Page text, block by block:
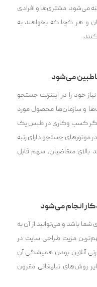
باعث دسترسی آسان و 24 ساعته می‌شود. مشتری‌ها و افرادی
و هر کجا که بخواهند به
می‌شود
خود را در اینترنت جستجو
و سازمان‌ها محصول مورد
اگر کسب وکاری در طبس یک
جستجو دارای رتبه
بالای متقاضیان، سهم قابل
انجام می‌شود
باشد و می‌توانید از آن به
مزیت طراحی سایت در
آنلاین بودن همیشگی آن
روش‌های تبلیغاتی مقرون